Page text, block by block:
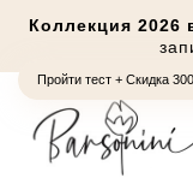
Пройти тест + Скидка
Коллекция 2026